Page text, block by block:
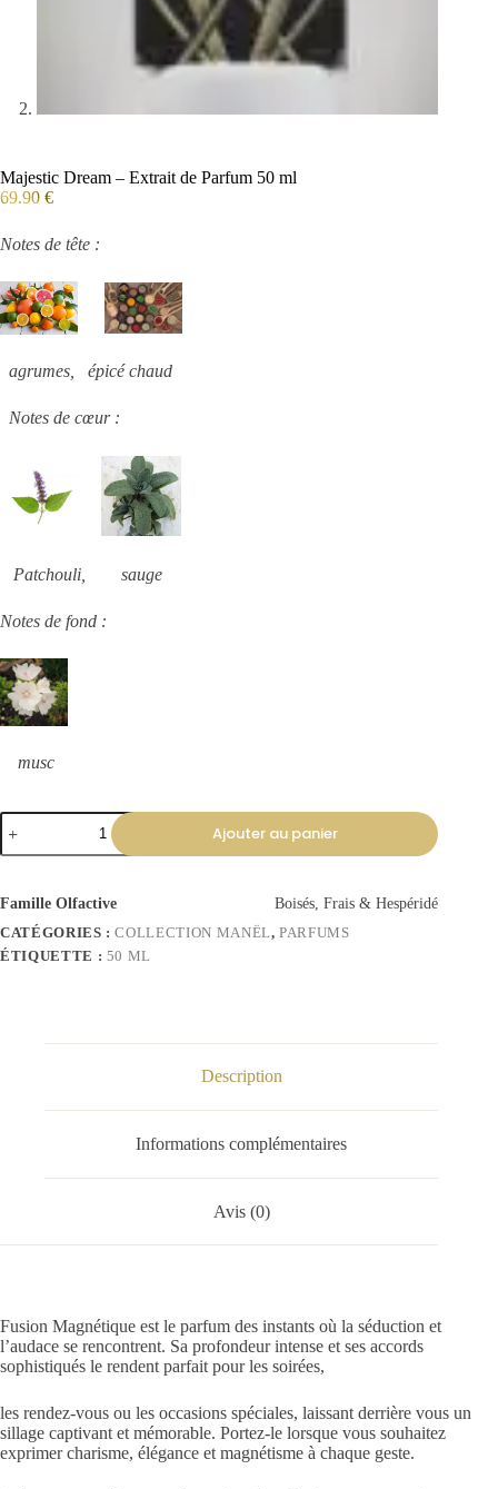
Majestic Dream – Extrait de Parfum 50 ml
69.90 €
Notes de tête :
agrumes, épicé chaud
Notes de cœur :
Patchouli, sauge
Notes de fond :
musc
Ajouter au panier
Famille Olfactive
Boisés, Frais & Hespéridé
CATÉGORIES :COLLECTION MANËL,PARFUMS
ÉTIQUETTE : 50 ML
Description
Informations complémentaires
Avis (0)
Fusion Magnétique est le parfum des instants où la séduction et
l’audace se rencontrent. Sa profondeur intense et ses accords
sophistiqués le rendent parfait pour les soirées,
les rendez-vous ou les occasions spéciales, laissant derrière vous un
sillage captivant et mémorable. Portez-le lorsque vous souhaitez
exprimer charisme, élégance et magnétisme à chaque geste.